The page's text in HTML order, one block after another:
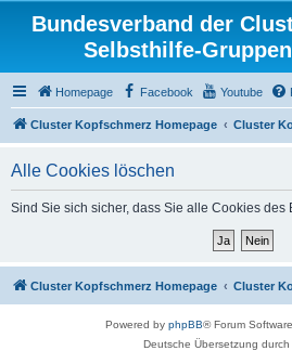
Bundesverband der
Selbsthilfe-Gruppen
Homepage Facebook Youtube
Cluster Kopfschmerz Homepage Cluster
Alle Cookies löschen
Sind Sie sich sicher, dass Sie alle Cookies des
Cluster Kopfschmerz Homepage Cluster
Powered by phpBB® Forum
Deutsche Übersetzung durch